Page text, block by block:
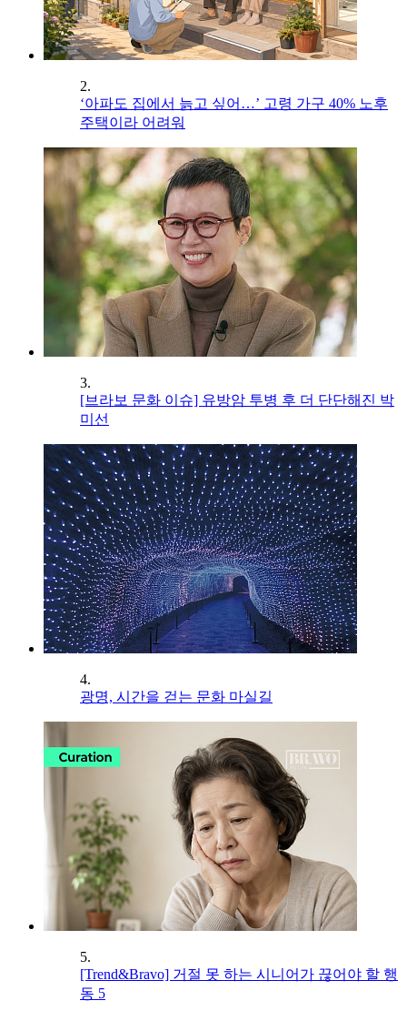
2.
‘아파도 집에서 늙고 싶어…’ 고령 가구 40% 노후
주택이라 어려워
3.
[브라보 문화 이슈] 유방암 투병 후 더 단단해진 박
미선
4.
광명, 시간을 걷는 문화 마실길
5.
[Trend&Bravo] 거절 못 하는 시니어가 끊어야 할 행
동 5